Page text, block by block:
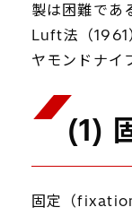
製は困難で
Luft法（1961
ヤモンドナイ
(1)
固定（